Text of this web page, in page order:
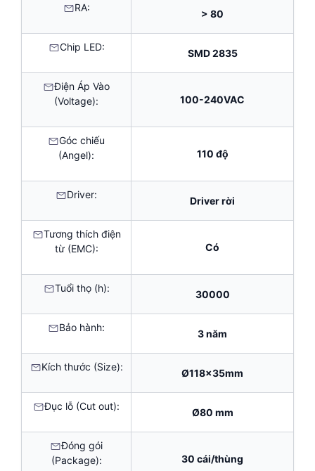
RA:
> 80
Chip LED:
SMD 2835
Điện Áp Vào
(Voltage):
100-240VAC
Góc chiếu
(Angel):
110 độ
Driver:
Driver rời
Tương thích điện
từ (EMC):
Có
Tuổi thọ (h):
30000
Bảo hành:
3 năm
Kích thước (Size):
Ø118x35mm
Đục lỗ (Cut out):
Ø80 mm
Đóng gói
(Package):
30 cái/thùng